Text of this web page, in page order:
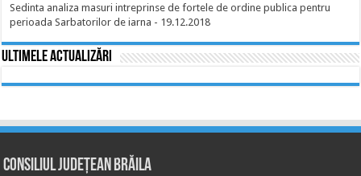
Sedinta analiza masuri intreprinse de fortele de ordine publica pentru
perioada Sarbatorilor de iarna - 19.12.2018
Ultimele actualizări
Consiliul Județean Brăila